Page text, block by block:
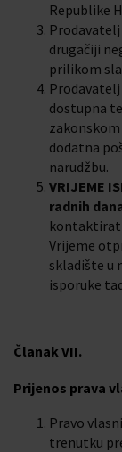
Republike
drugačiji
prilikom
dostupna
dodatna
narudžbu.
VRIJEME
radnih
kontaktirat
Vrijeme
skladište u
isporuke
Članak VII.
Prijenos prava
Pravo
trenutku